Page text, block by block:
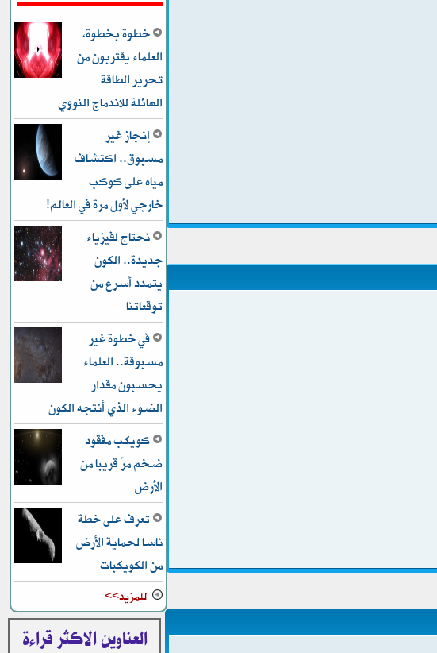
خطوة بخطوة،
العلماء يقتربون من
تحرير الطاقة
الهائلة للاندماج النووي
إنجاز غير
مسبوق.. اكتشاف
مياه على كوكب
خارجي لأول مرة في العالم!
نحتاج لفيزياء
جديدة.. الكون
يتمدد أسرع من
توقعاتنا
في خطوة غير
مسبوقة.. العلماء
يحسبون مقدار
الضوء الذي أنتجه الكون
كويكب مفقود
ضخم مرّ قريبا من
الأرض
تعرف على خطة
ناسا لحماية الأرض
من الكويكبات
للمزيد>>
العناوين الاكثر قراءة